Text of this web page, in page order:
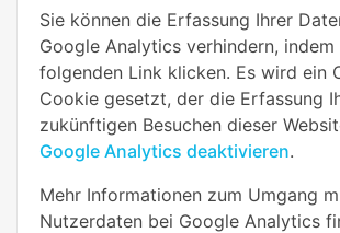
Sie können die Erfassung Ihrer
Google Analytics verhindern, indem
folgenden Link klicken. Es wird ein
Cookie gesetzt, der die Erfassung
zukünftigen Besuchen dieser
Google Analytics deaktivieren.
Mehr Informationen zum Umgang
Nutzerdaten bei Google Analytics